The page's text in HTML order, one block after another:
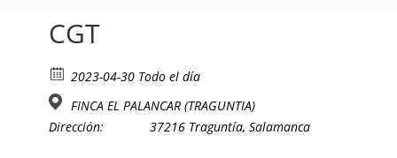
CGT
2023-04-30 Todo el día
FINCA EL PALANCAR (TRAGUNTIA)
Dirección:
37216 Traguntía, Salamanca